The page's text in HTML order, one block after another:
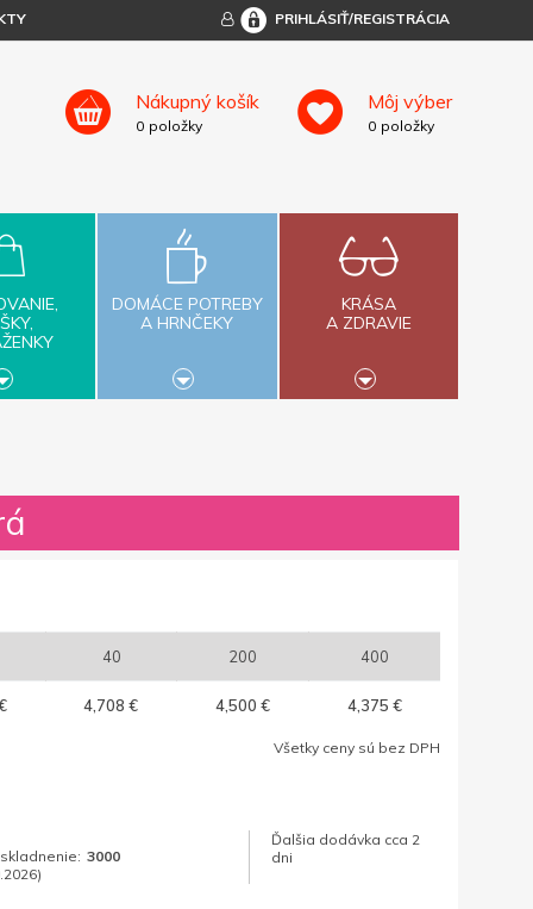
PRIHLÁSIŤ/REGISTRÁCIA
Nákupný košík
0 položky
Môj výber
0 položky
DOMÁCE POTREBY
A HRNČEKY
KRÁSA
A ZDRAVIE
40 200 400
4,708 € 4,500 € 4,375 €
Všetky ceny sú bez DPH
3000
Ďalšia dodávka cca 2
dni